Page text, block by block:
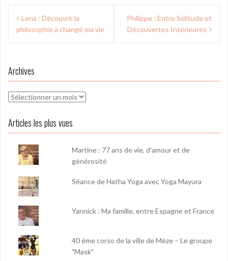
Navigation
deLena : Découvrir la
philosophie a changé ma vie
Philippe : Entre Solitude et
Découvertes Intérieures
Archives
Archives
Articles les plus vues
Martine : 77 ans de vie, d'amour et de
générosité
Séance de Hatha Yoga avec Yoga Mayura
Yannick : Ma famille, entre Espagne et France
40 ème corso de la ville de Mèze – Le groupe
"Mask"